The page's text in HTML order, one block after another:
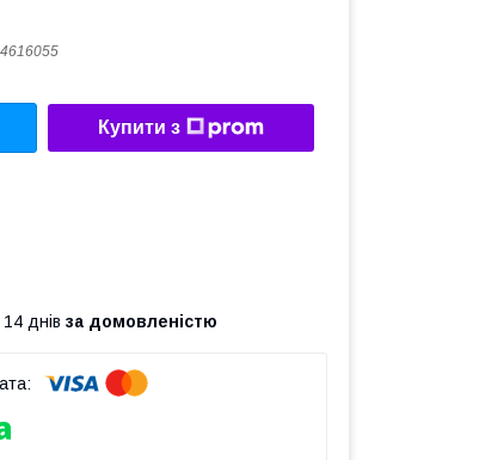
Купити з
днів за домовленістю